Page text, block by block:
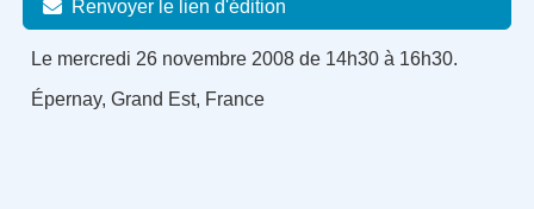
Renvoyer le lien d'édition
Le mercredi 26 novembre 2008 de 14h30 à 16h30.
Épernay, Grand Est, France